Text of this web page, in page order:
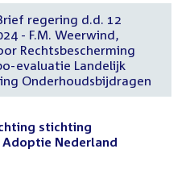
regering d.d. 12
- F.M. Weerwind,
Rechtsbescherming
evaluatie Landelijk
Onderhoudsbijdragen
stichting
Nederland